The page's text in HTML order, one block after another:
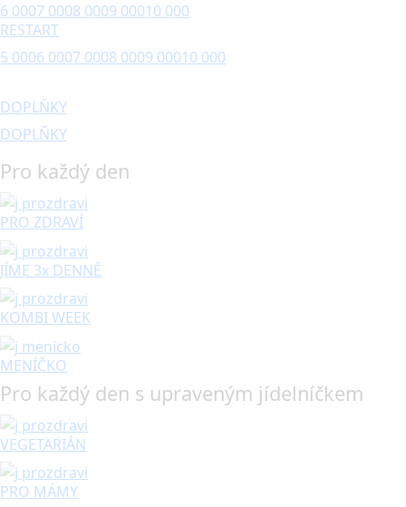
6 0007 0008 0009 00010 000
RESTART
5 0006 0007 0008 0009 00010 000
DOPLŇKY
DOPLŇKY
Pro každý den
PRO ZDRAVÍ
JÍME 3x DENNĚ
KOMBI WEEK
MENÍČKO
Pro každý den s upraveným jídelníčkem
VEGETARIÁN
PRO MÁMY